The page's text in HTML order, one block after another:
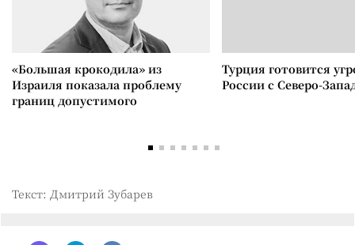
«Большая крокодила» из
Израиля показала проблему
границ допустимого
Турция готовится
России с Северо-
Текст: Дмитрий Зубарев